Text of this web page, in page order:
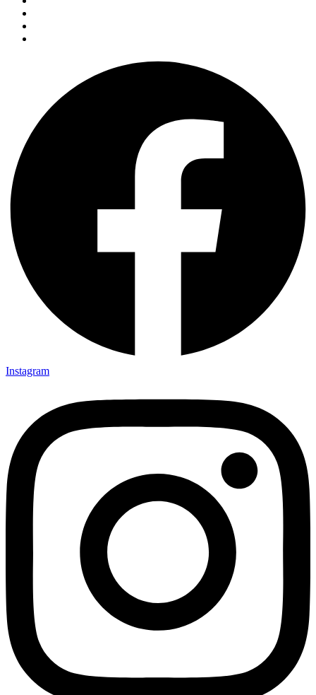
Instagram